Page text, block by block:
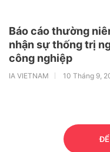
Báo cáo thường
nhận sự thống trị
công nghiệp
IA VIETNAM 10 Tháng 9,